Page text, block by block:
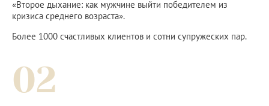
«Второе дыхание: как мужчине выйти победителем из
кризиса среднего возраста».
Более 1000 счастливых клиентов и сотни супружеских пар.
02